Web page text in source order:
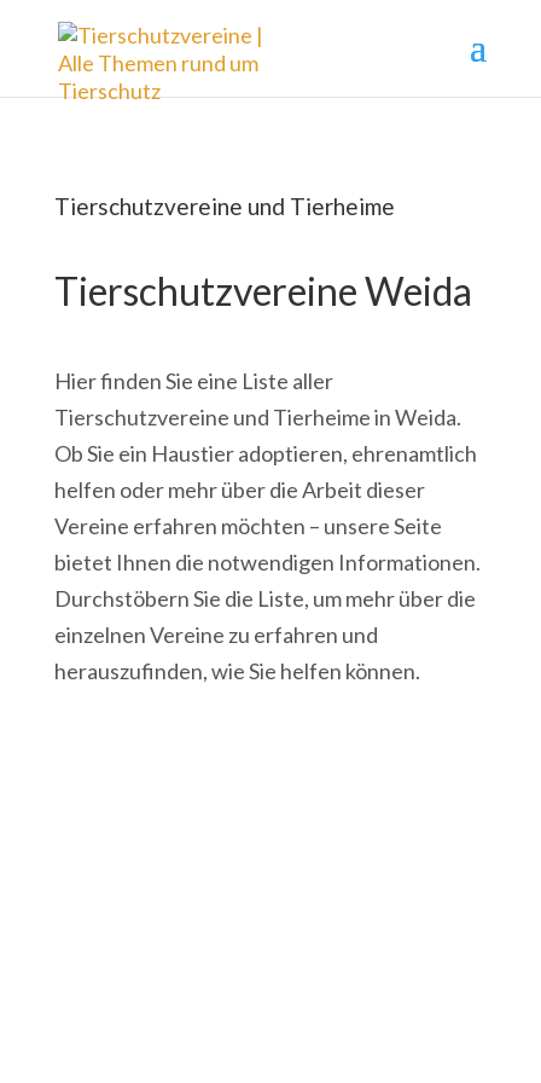
Tierschutzvereine und Tierheime
Tierschutzvereine Weida
Hier finden Sie eine Liste aller
Tierschutzvereine und Tierheime in Weida.
Ob Sie ein Haustier adoptieren, ehrenamtlich
helfen oder mehr über die Arbeit dieser
Vereine erfahren möchten – unsere Seite
bietet Ihnen die notwendigen Informationen.
Durchstöbern Sie die Liste, um mehr über die
einzelnen Vereine zu erfahren und
herauszufinden, wie Sie helfen können.